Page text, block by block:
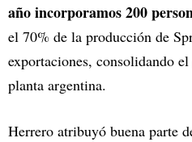
año incorporamos 200
el 70% de la producción de
exportaciones, consolidando
planta argentina.
Herrero atribuyó buena parte